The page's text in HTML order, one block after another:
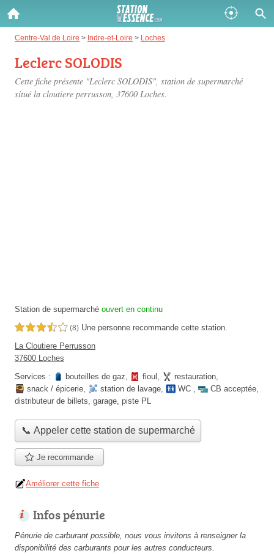
Centre-Val de Loire > Indre-et-Loire > Loches
Leclerc SOLODIS
Cette fiche présente "Leclerc SOLODIS", station de supermarché
situé la cloutiere perrusson, 37600 Loches.
Station de supermarché ouvert en continu
3,5 étoiles sur 5 (8) Une personne recommande cette station.
La Cloutiere Perrusson
37600 Loches
Services :
bouteilles de gaz, fioul , restauration,
snack / épicerie, station de lavage, WC , CB acceptée,
distributeur de billets, garage, piste PL
📞 Appeler cette station de supermarché
Je recommande
Améliorer cette fiche
Infos pénurie
Pénurie de carburant possible, nous vous invitons à renseigner la
disponibilité des carburants pour les autres conducteurs.
Gazole :
Disponible
SP 98 :